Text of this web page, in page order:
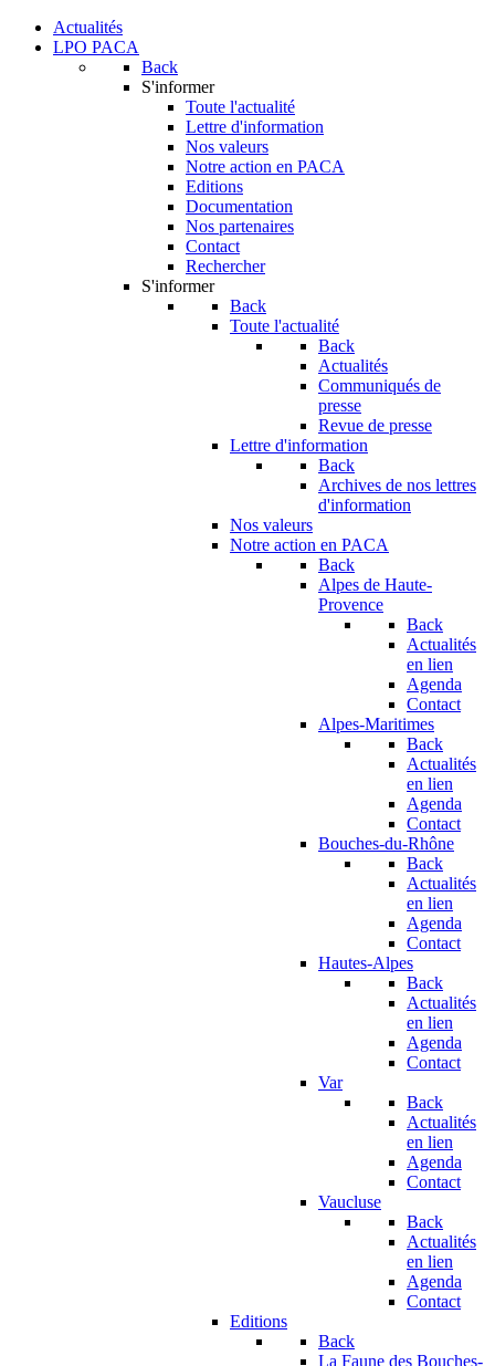
Actualités
LPO PACA
Back
S'informer
Toute l'actualité
Lettre d'information
Nos valeurs
Notre action en PACA
Editions
Documentation
Nos partenaires
Contact
Rechercher
S'informer
Back
Toute l'actualité
Back
Actualités
Communiqués de
presse
Revue de presse
Lettre d'information
Back
Archives de nos lettres
d'information
Nos valeurs
Notre action en PACA
Back
Alpes de Haute-
Provence
Back
Actualités
en lien
Agenda
Contact
Alpes-Maritimes
Back
Actualités
en lien
Agenda
Contact
Bouches-du-Rhône
Back
Actualités
en lien
Agenda
Contact
Hautes-Alpes
Back
Actualités
en lien
Agenda
Contact
Var
Back
Actualités
en lien
Agenda
Contact
Vaucluse
Back
Actualités
en lien
Agenda
Contact
Editions
Back
La Faune des Bouches-